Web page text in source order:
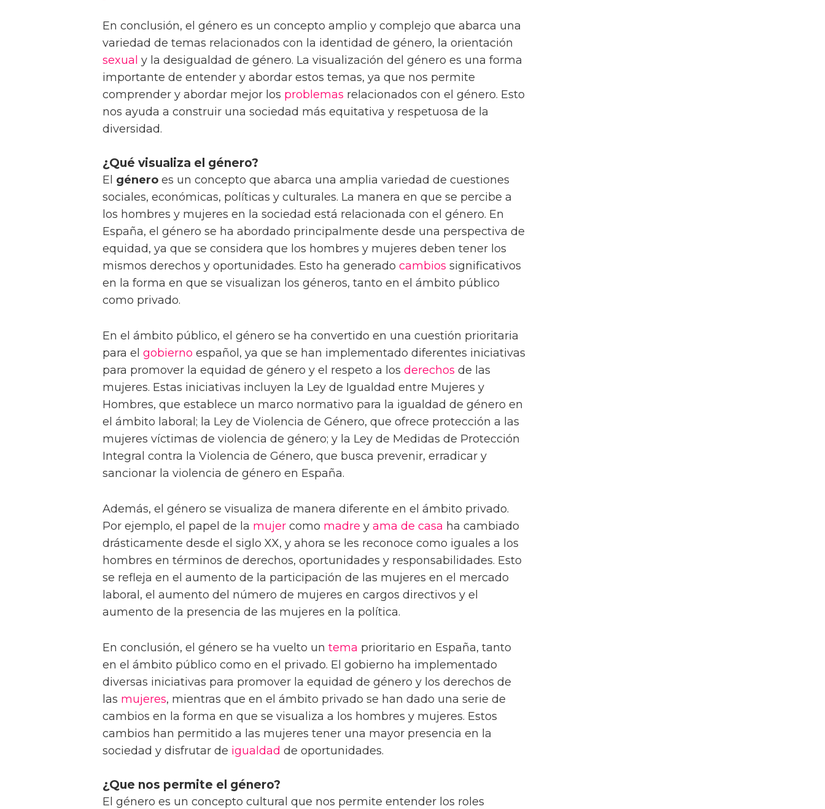
En conclusión, el género es un concepto amplio y complejo que abarca una
variedad de temas relacionados con la identidad de género, la orientación
sexual y la desigualdad de género. La visualización del género es una forma
importante de entender y abordar estos temas, ya que nos permite
comprender y abordar mejor los problemas relacionados con el género. Esto
nos ayuda a construir una sociedad más equitativa y respetuosa de la
diversidad.
¿Qué visualiza el género?
El género es un concepto que abarca una amplia variedad de cuestiones
sociales, económicas, políticas y culturales. La manera en que se percibe a
los hombres y mujeres en la sociedad está relacionada con el género. En
España, el género se ha abordado principalmente desde una perspectiva de
equidad, ya que se considera que los hombres y mujeres deben tener los
mismos derechos y oportunidades. Esto ha generado cambios significativos
en la forma en que se visualizan los géneros, tanto en el ámbito público
como privado.
En el ámbito público, el género se ha convertido en una cuestión prioritaria
para el gobierno español, ya que se han implementado diferentes iniciativas
para promover la equidad de género y el respeto a los derechos de las
mujeres. Estas iniciativas incluyen la Ley de Igualdad entre Mujeres y
Hombres, que establece un marco normativo para la igualdad de género en
el ámbito laboral; la Ley de Violencia de Género, que ofrece protección a las
mujeres víctimas de violencia de género; y la Ley de Medidas de Protección
Integral contra la Violencia de Género, que busca prevenir, erradicar y
sancionar la violencia de género en España.
Además, el género se visualiza de manera diferente en el ámbito privado.
Por ejemplo, el papel de la mujer como madre y ama de casa ha cambiado
drásticamente desde el siglo XX, y ahora se les reconoce como iguales a los
hombres en términos de derechos, oportunidades y responsabilidades. Esto
se refleja en el aumento de la participación de las mujeres en el mercado
laboral, el aumento del número de mujeres en cargos directivos y el
aumento de la presencia de las mujeres en la política.
En conclusión, el género se ha vuelto un tema prioritario en España, tanto
en el ámbito público como en el privado. El gobierno ha implementado
diversas iniciativas para promover la equidad de género y los derechos de
las mujeres, mientras que en el ámbito privado se han dado una serie de
cambios en la forma en que se visualiza a los hombres y mujeres. Estos
cambios han permitido a las mujeres tener una mayor presencia en la
sociedad y disfrutar de igualdad de oportunidades.
¿Que nos permite el género?
El género es un concepto cultural que nos permite entender los roles